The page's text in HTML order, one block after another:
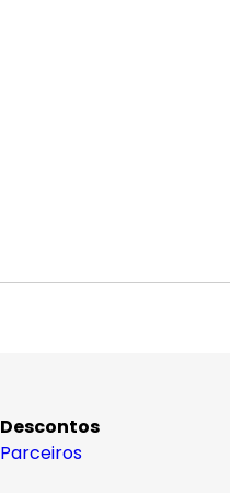
Descontos
Parceiros